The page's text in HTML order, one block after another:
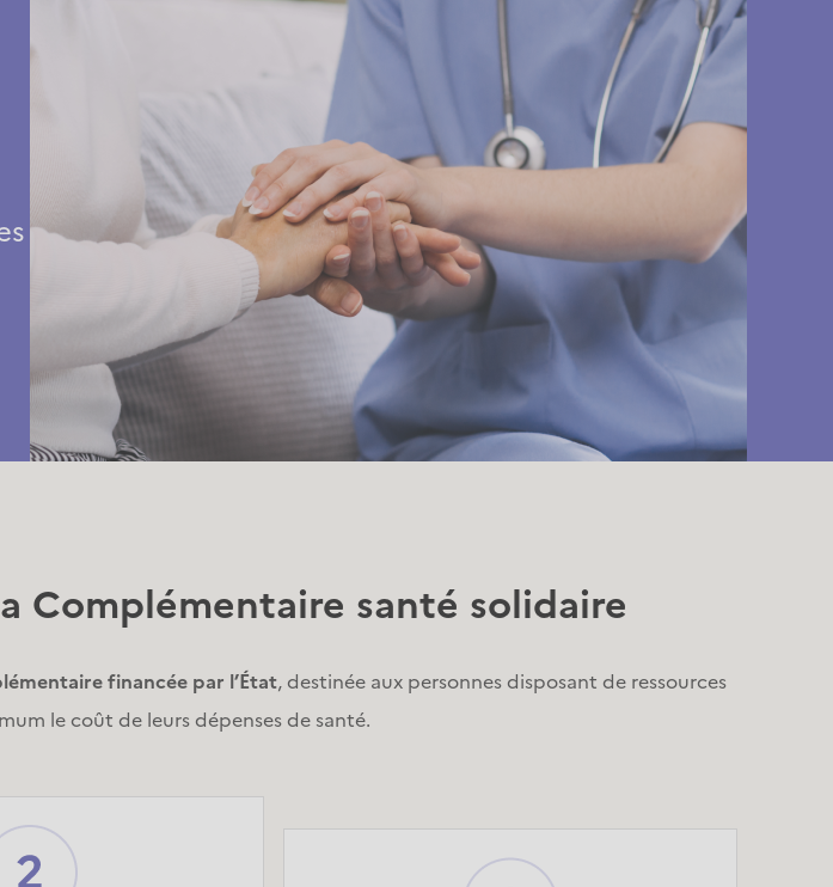
Complémentaire santé solidaire
financée par l’État, destinée aux personnes disposant de ressources
le coût de leurs dépenses de santé.